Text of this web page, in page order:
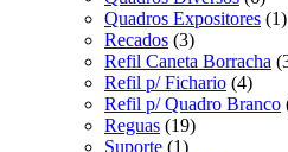
Quadros Expositores (1)
Recados (3)
Refil Caneta Borracha
Refil p/ Fichario (4)
Refil p/ Quadro Branco
Reguas (19)
Suporte (1)